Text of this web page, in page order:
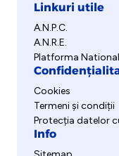
Linkuri utile
A.N.P.C.
A.N.R.E.
Platforma
Cookies
Termeni și condiții
Protecția datelor
Info